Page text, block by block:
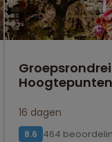
Hoogtepunten
16 dagen
8.6 464